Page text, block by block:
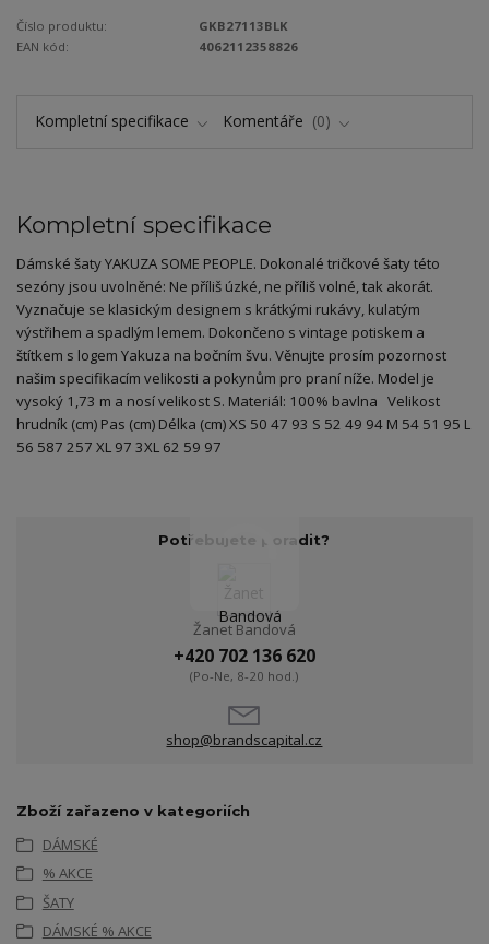
Číslo produktu:
GKB27113BLK
EAN kód:
4062112358826
Kompletní specifikace Komentáře 0
Kompletní specifikace
Dámské šaty YAKUZA SOME PEOPLE. Dokonalé tričkové šaty této
sezóny jsou uvolněné: Ne příliš úzké, ne příliš volné, tak akorát.
Vyznačuje se klasickým designem s krátkými rukávy, kulatým
výstřihem a spadlým lemem. Dokončeno s vintage potiskem a
štítkem s logem Yakuza na bočním švu. Věnujte prosím pozornost
našim specifikacím velikosti a pokynům pro praní níže. Model je
vysoký 1,73 m a nosí velikost S. Materiál: 100% bavlna Velikost
hrudník (cm) Pas (cm) Délka (cm) XS 50 47 93 S 52 49 94 M 54 51 95 L
56 587 257 XL 97 3XL 62 59 97
Potřebujete poradit?
Žanet Bandová
+420 702 136 620
(Po-Ne, 8-20 hod.)
shop@brandscapital.cz
Zboží zařazeno v kategoriích
DÁMSKÉ
% AKCE
ŠATY
DÁMSKÉ % AKCE